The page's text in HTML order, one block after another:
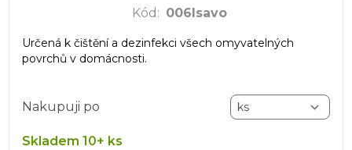
Kód : 006lsavo
Určená k čištění a dezinfekci všech omyvatelných
povrchů v domácnosti.
Nakupuji po
Skladem 10+ ks